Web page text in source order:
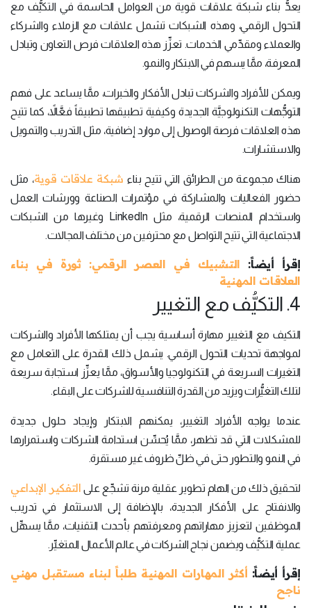
يعدُّ بناء شبكة علاقات قوية من العوامل الحاسمة في التكيُّف مع
التحول الرقمي، وهذه الشبكات تشمل علاقات مع الزملاء والشركاء
والعملاء ومقدِّمي الخدمات. تعزِّز هذه العلاقات فرص التعاون وتبادل
المعرفة، ممَّا يسهم في الابتكار والنمو.
ويمكن للأفراد والشركات تبادل الأفكار والخبرات، ممَّا يساعد على فهم
التوجُّهات التكنولوجيَّة الجديدة وكيفية تطبيقها تطبيقاً فعَّالاً، كما تتيح
هذه العلاقات فرصة الوصول إلى موارد إضافية، مثل التدريب والتمويل
والاستشارات.
هناك مجموعة من الطرائق التي تتيح بناء شبكة علاقات قوية، مثل
حضور الفعاليات والمشاركة في مؤتمرات الصناعة وورشات العمل
واستخدام المنصات الرقمية، مثل LinkedIn وغيرها من الشبكات
الاجتماعية التي تتيح التواصل مع محترفين من مختلف المجالات.
إقرأ أيضاً: التشبيك في العصر الرقمي: ثورة في بناء
العلاقات المهنية
4. التكيُّف مع التغيير
التكيف مع التغيير مهارة أساسية يجب أن يمتلكها الأفراد والشركات
لمواجهة تحديات التحول الرقمي. يشمل ذلك القدرة على التعامل مع
التغيرات السريعة في التكنولوجيا والأسواق، ممَّا يعزِّز استجابة سريعة
لتلك التغيُّرات ويزيد من القدرة التنافسية للشركات على البقاء.
عندما يواجه الأفراد التغيير، يمكنهم الابتكار وإيجاد حلول جديدة
للمشكلات التي قد تظهر، ممَّا يُحسِّن استدامة الشركات واستمرارها
في النمو والتطور حتى في ظلِّ ظروف غير مستقرة.
لتحقيق ذلك من الهام تطوير عقلية مرنة تشجِّع على التفكير الإبداعي
والانفتاح على الأفكار الجديدة، بالإضافة إلى الاستثمار في تدريب
الموظفين لتعزيز مهاراتهم ومعرفتهم بأحدث التقنيات، ممَّا يسهِّل
عملية التكيُّف ويضمن نجاح الشركات في عالم الأعمال المتغيِّر.
إقرأ أيضاً: أكثر المهارات المهنية طلباً لبناء مستقبل مهني
ناجح